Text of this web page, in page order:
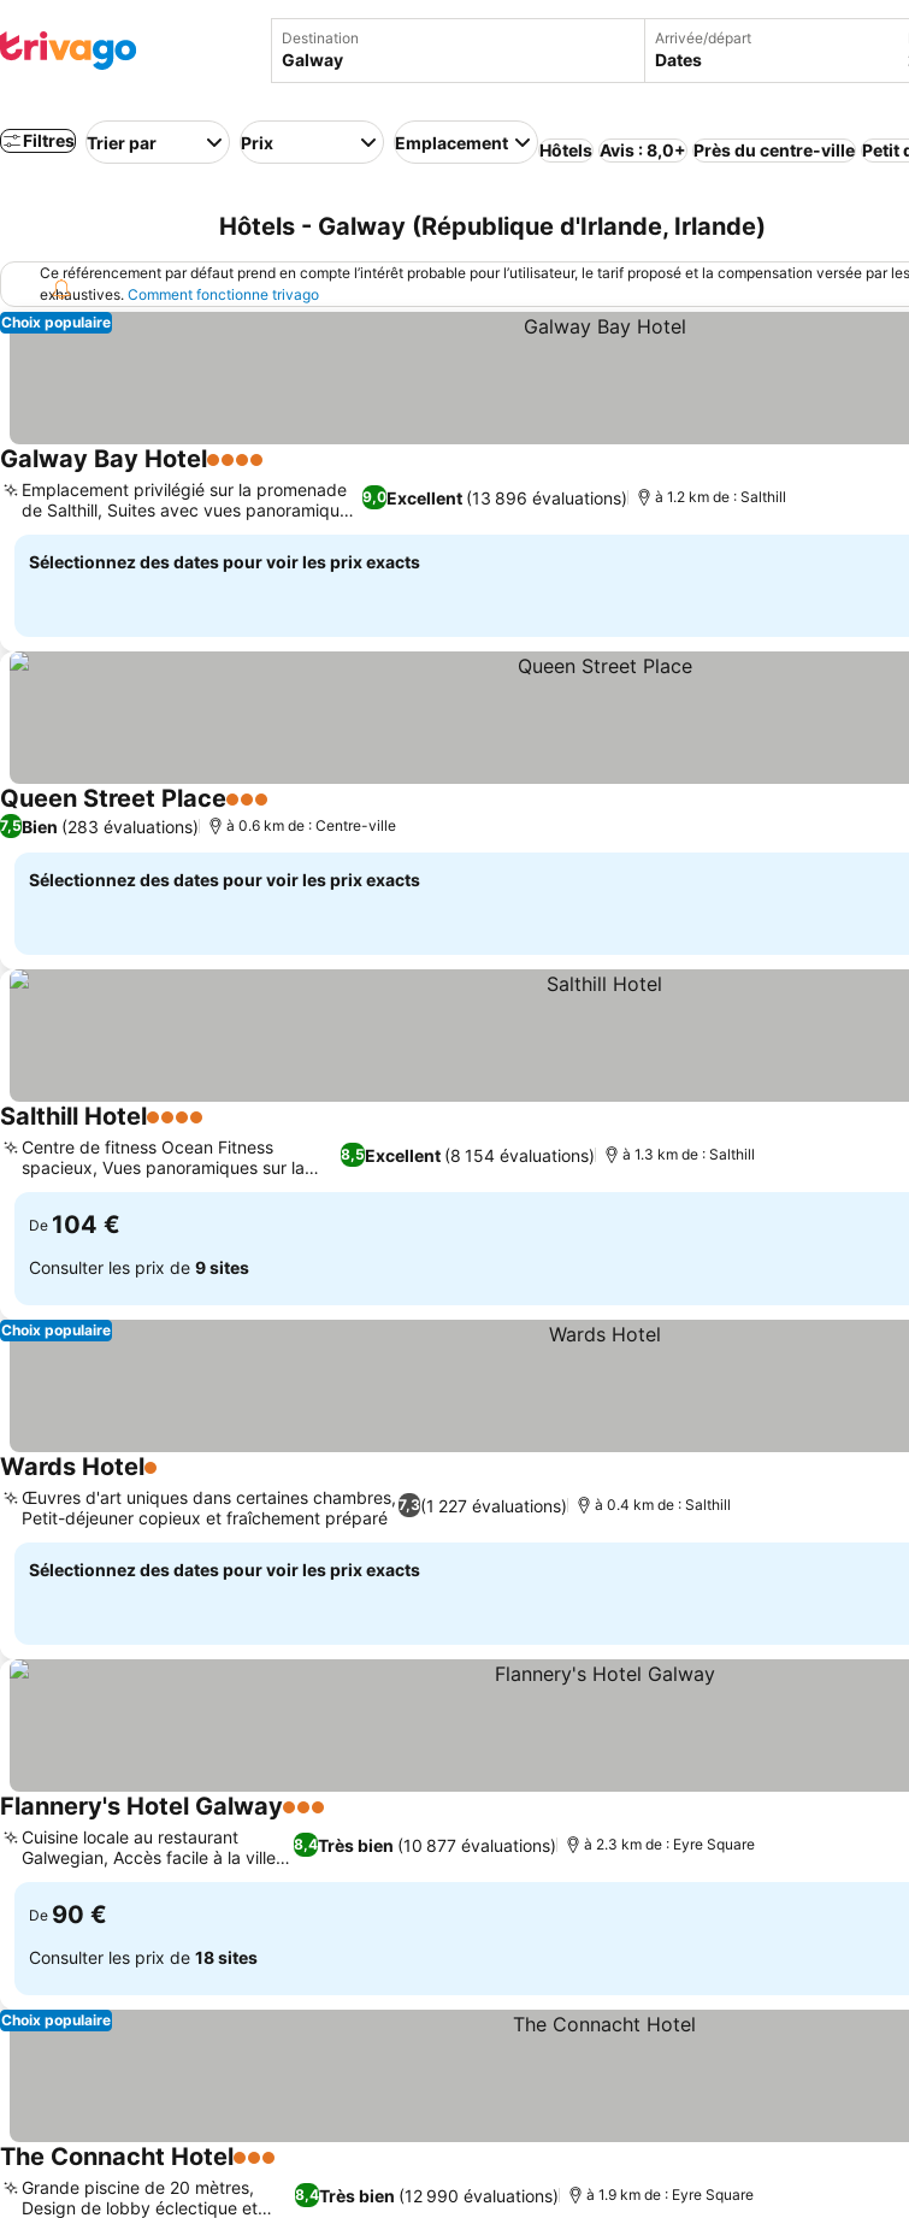
Destination Arrivée/départ
Dates
Filtres Trier par Prix Emplacement Hôtels Avis : 8,0+ Près du centre-ville Petit
Hôtels - Galway (République d'Irlande, Irlande)
Ce référencement par défaut prend en compte l’intérêt probable pour l’utilisateur, le tarif proposé et la compensation versée par
exhaustives. Comment fonctionne trivago
Choix populaire
Galway Bay Hotel4 Étoiles
9,0Excellent (13 896 évaluations)
Emplacement privilégié sur la promenade
de Salthill, Suites avec vues panoramiques
sur la baie
à 1.2 km de : Salthill
Sélectionnez des dates pour voir les prix exacts
Queen Street Place3 Étoiles
7,5Bien (283 évaluations) à 0.6 km de : Centre-ville
Sélectionnez des dates pour voir les prix exacts
Salthill Hotel4 Étoiles
8,5Excellent (8 154 évaluations)
Centre de fitness Ocean Fitness
spacieux, Vues panoramiques sur la
baie de Galway
à 1.3 km de : Salthill
De 104 €
Consulter les prix de 9 sites
Choix populaire
Wards Hotel1 Étoiles
7,3(1 227 évaluations)
Œuvres d'art uniques dans certaines chambres,
Petit-déjeuner copieux et fraîchement préparé
à 0.4 km de : Salthill
Sélectionnez des dates pour voir les prix exacts
Flannery's Hotel Galway3 Étoiles
8,4Très bien (10 877 évaluations)
Cuisine locale au restaurant
Galwegian, Accès facile à la ville
en bus
à 2.3 km de : Eyre Square
De 90 €
Consulter les prix de 18 sites
Choix populaire
The Connacht Hotel3 Étoiles
8,4Très bien (12 990 évaluations)
Grande piscine de 20 mètres,
Design de lobby éclectique et
à 1.9 km de : Eyre Square